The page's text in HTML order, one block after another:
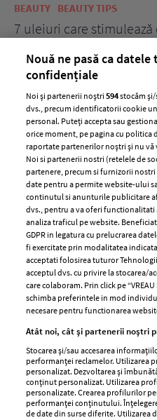
BEAUTY BEAUTY TIPS
7 uleiuri care stimulează
ELLE Style Awards
2024
Despre ELLE
Romania
Contact
Abonamente
GSP
Unica
Baby
Retete
Nouă ne pasă ca
confidențiale
Noi și partenerii noștri594stocăm
dvs., precum identificatorii cookie
personal. Puteți accepta sau
orice moment, pe pagina cu politica
raportate partenerilor noștri și nu vă
Noi si partenerii nostri (retelele de
partenere, precum si furnizorii
date pentru a permite website-ului
continutul si anunturile publicitare
dvs., pentru a va oferi functionalitati
analiza traficul pe website.
GDPR in legatura cu prelucrarea
fi exercitate prin modalitatea
acceptati folosirea tuturor
acceptul dvs. cu privire la stocarea/
care colaboram. Prin click pe “VREAU
schimba preferintele in mod
necesare pentru functionarea
Atât noi, cât și partenerii noștri
Stocarea și/sau accesarea
performanței reclamelor. Utilizarea
personalizat. Dezvoltarea și
conținut personalizat. Utilizarea
personalizate. Crearea profilurilor
performanței conținutului.
de date din surse diferite. Utilizarea